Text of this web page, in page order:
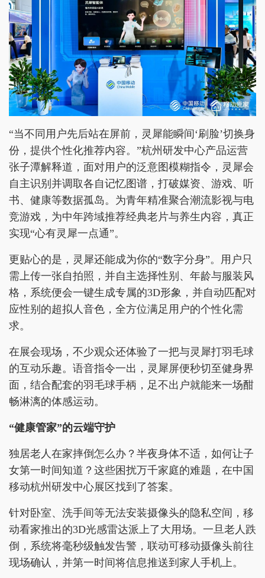
“当不同用户先后站在屏前，灵犀能瞬间‘刷脸’切换身
份，提供个性化推荐内容。”杭州研发中心产品运营
张子潭解释道，面对用户的泛意图模糊指令，灵犀会
自主识别并调取各自记忆图谱，打破媒资、游戏、听
书、健康等数据孤岛。为青年精准聚合潮流影视与电
竞游戏，为中年跨域推荐经典老片与养生内容，真正
实现“心有灵犀一点通”。
更贴心的是，灵犀还能成为你的“数字分身”。用户只
需上传一张自拍照，并自主选择性别、年龄与服装风
格，系统便会一键生成专属的3D形象，并自动匹配对
应性别的超拟人音色，全方位满足用户的个性化需
求。
在展会现场，不少观众还体验了一把与灵犀打羽毛球
的互动乐趣。语音指令一出，灵犀屏便秒切至健身界
面，结合配套的羽毛球手柄，足不出户就能来一场酣
畅淋漓的体感运动。
“健康管家”的云端守护
独居老人在家摔倒怎么办？半夜身体不适，如何让子
女第一时间知道？这些困扰万千家庭的难题，在中国
移动杭州研发中心展区找到了答案。
针对卧室、洗手间等无法安装摄像头的隐私空间，移
动看家推出的3D光感雷达派上了大用场。一旦老人跌
倒，系统将毫秒级触发告警，联动可移动摄像头前往
现场确认，并第一时间将信息推送到家人手机上。